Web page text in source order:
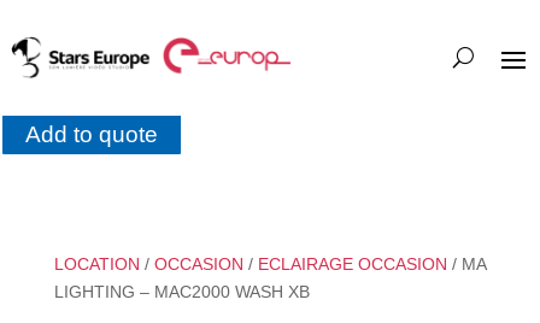
Add to quote
LOCATION / OCCASION / ECLAIRAGE OCCASION / MA
LIGHTING – MAC2000 WASH XB